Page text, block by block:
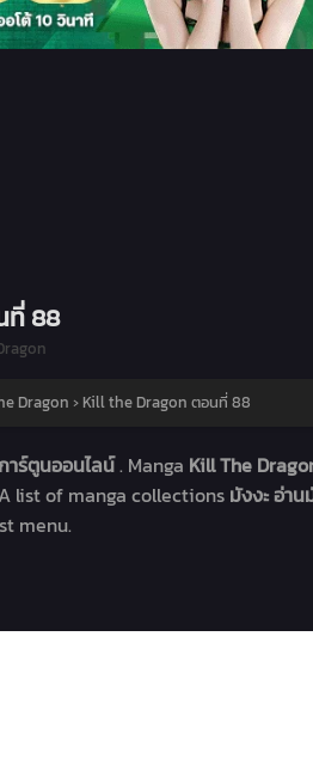
ที่ 88
Dragon › Kill the Dragon ตอนที่ 88
าร์ตูนออนไลน์. Manga Kill The
list of manga collections มังงะ อ่าน
menu.